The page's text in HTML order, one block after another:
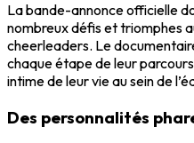
La bande-annonce officielle
nombreux défis et triomphes
cheerleaders. Le
chaque étape de leur
intime de leur vie au sein de
Des personnalités